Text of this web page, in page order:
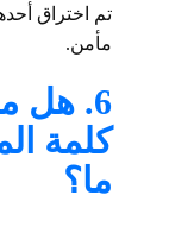
تم اختراق
مأمن.
6. هل
كلمة
ما؟